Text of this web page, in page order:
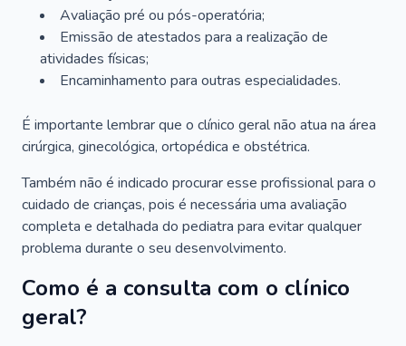
Avaliação pré ou pós-operatória;
Emissão de atestados para a realização de
atividades físicas;
Encaminhamento para outras especialidades.
É importante lembrar que o clínico geral não atua na área
cirúrgica, ginecológica, ortopédica e obstétrica.
Também não é indicado procurar esse profissional para o
cuidado de crianças, pois é necessária uma avaliação
completa e detalhada do pediatra para evitar qualquer
problema durante o seu desenvolvimento.
Como é a consulta com o clínico
geral?